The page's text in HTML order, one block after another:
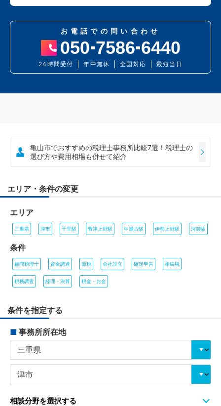
お電話での問い合わせ
050 7586 6440
24時間受付 年中無休 全国対応 最短当日
亀山市でおすすめの税理士事務所比較7選！税理士の
選び方や費用相場も併せて紹介
エリア・条件の変更
エリア
三重県 津市 千里駅 豊津上野駅 中瀬古駅 伊勢上野駅 河芸駅
条件
顧問税理士 資金調達 節税 会社設立 確定申告 相続税
税務調査 経理・決算 税金・お金
条件を指定する
■ 事務所所在地
相談分野を選択する